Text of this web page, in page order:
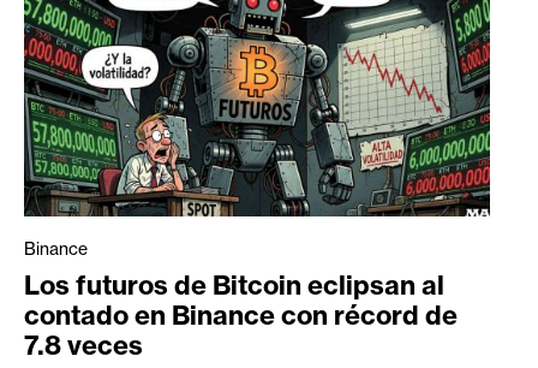
Binance
Los futuros de Bitcoin eclipsan al
contado en Binance con récord de
7.8 veces